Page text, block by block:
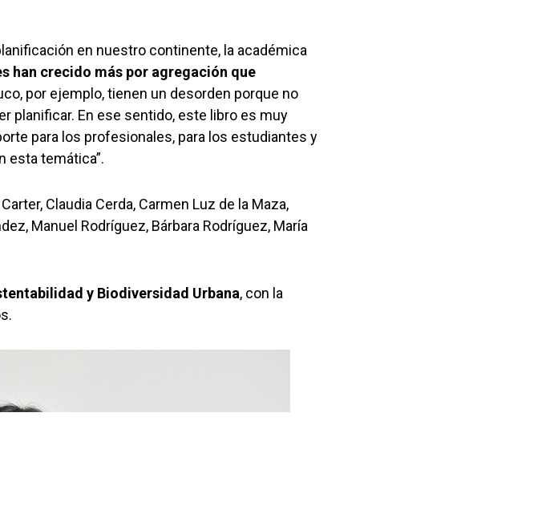
en nuestro continente, la académica
han crecido más por agregación que
por ejemplo, tienen un desorden porque no
planificar. En ese sentido, este libro es muy
para los profesionales, para los estudiantes y
esta temática”.
Claudia Cerda, Carmen Luz de la Maza,
Manuel Rodríguez, Bárbara Rodríguez, María
y Biodiversidad Urbana, con la